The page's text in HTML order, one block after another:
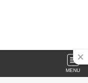
MENU